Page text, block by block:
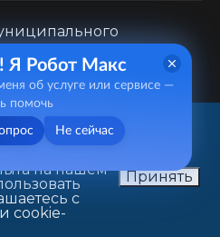
округа «Город
обработки
Первомайская, д. 78
на нашем
с
cookie-
Принять
Я Робот Макс
об услуге или сервисе —
помочь
Не сейчас